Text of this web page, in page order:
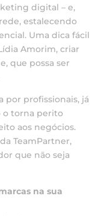
digital – e,
estalecendo
Uma dica fácil
Amorim, criar
que possa ser
por profissionais, já
o torna perito
aos negócios.
TeamPartner,
que não seja
na sua